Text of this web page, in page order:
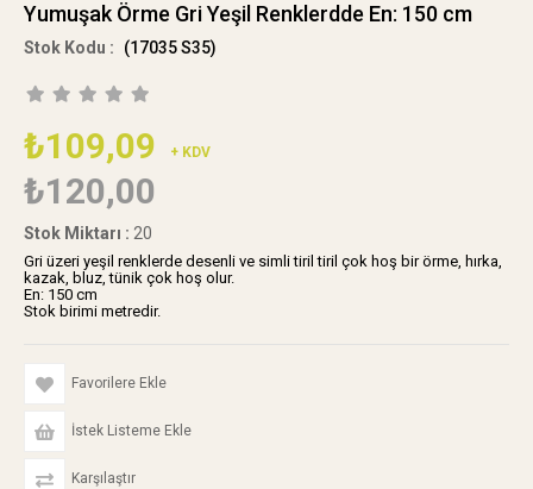
Yumuşak Örme Gri Yeşil Renklerdde En: 150 cm
(17035 S35)
₺109,09 + KDV
₺120,00
Stok Miktarı : 20
Gri üzeri yeşil renklerde desenli ve simli tiril tiril çok hoş bir örme, hırka,
kazak, bluz, tünik çok hoş olur.
En: 150 cm
Stok birimi metredir.
Favorilere Ekle
İstek Listeme Ekle
Karşılaştır